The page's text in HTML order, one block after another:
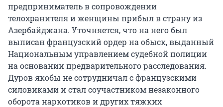
предприниматель в сопровождении
телохранителя и женщины прибыл в страну из
Азербайджана. Уточняется, что на него был
выписан французский ордер на обыск, выданный
Национальным управлением судебной полиции
на основании предварительного расследования.
Дуров якобы не сотрудничал с французскими
силовиками и стал соучастником незаконного
оборота наркотиков и других тяжких